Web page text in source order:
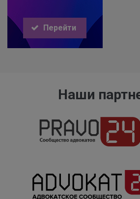
Перейти
Наши